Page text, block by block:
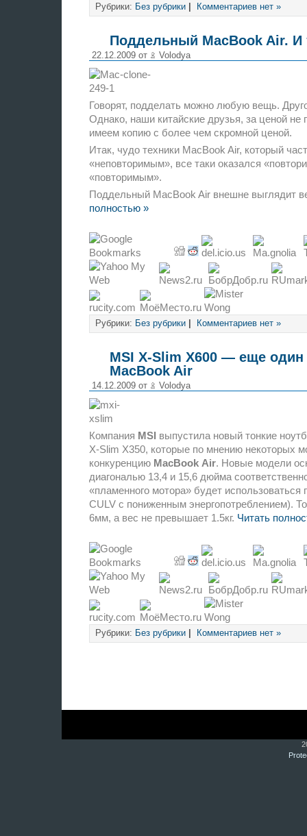
Рубрики: Без рубрики Комментариев нет »
Поддельный MacBook Air. И
22.12.2009 от Volodya
Говорят, подделать можно любую вещь.
Однако, наши китайские друзья, за ценой не
имеем копию с более чем скромной ценой.
Итак, чудо техники MacBook Air, который
«неповторимым», все таки оказался
«повторимым».
Поддельный MacBook Air внешне выглядит
полностью »
Рубрики: Без рубрики Комментариев нет »
MSI X-Slim X600 — еще один
MacBook Air
14.12.2009 от Volodya
Компания MSI выпустила новый тонкие
X-Slim X350, которые по мнению некоторых
конкуренцию MacBook Air. Новые модели
диагональю 13,4 и 15,6 дюйма
«пламенного мотора» будет
CULV с пониженным энергопотреблением).
6мм, а вес не превышает 1.5кг. Читать
Рубрики: Без рубрики Комментариев нет »